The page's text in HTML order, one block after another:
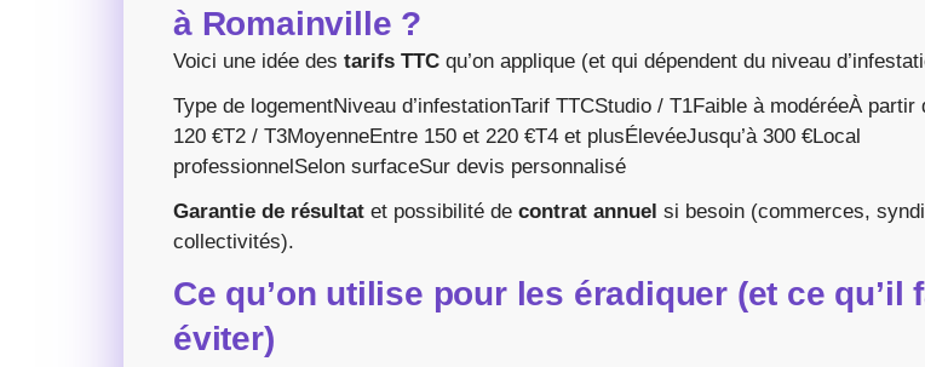
à Romainville ?
Voici une idée des tarifs TTC qu’on applique (et qui dépendent du niveau
Type de logementNiveau d’infestationTarif TTCStudio / T1Faible à modéréeÀ partir
120 €T2 / T3MoyenneEntre 150 et 220 €T4 et plusÉlevéeJusqu’à 300 €Local
professionnelSelon surfaceSur devis personnalisé
Garantie de résultat et possibilité de contrat annuel si besoin (commerces,
collectivités).
Ce qu’on utilise pour les éradiquer (et ce qu’il
éviter)